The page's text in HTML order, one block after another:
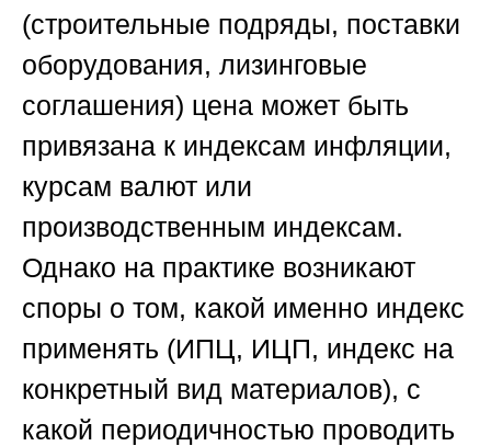
(строительные подряды, поставки
оборудования, лизинговые
соглашения) цена может быть
привязана к индексам инфляции,
курсам валют или
производственным индексам.
Однако на практике возникают
споры о том, какой именно индекс
применять (ИПЦ, ИЦП, индекс на
конкретный вид материалов), с
какой периодичностью проводить